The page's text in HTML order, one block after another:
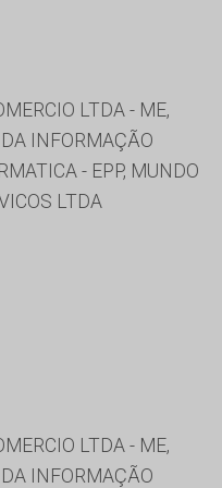
LTDA - ME,
INFORMAÇÃO
- EPP, MUNDO
LTDA
LTDA - ME,
INFORMAÇÃO